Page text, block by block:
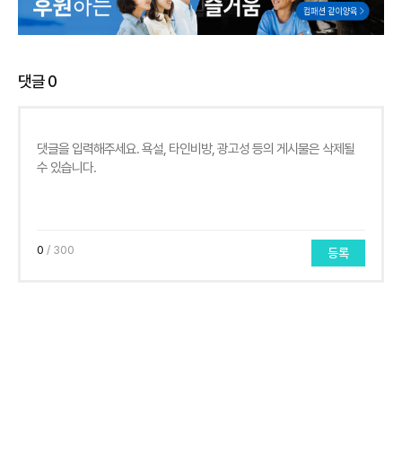
댓글0
0 / 300 등록